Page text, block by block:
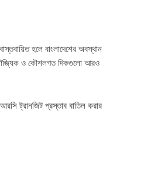
হলে বাংলাদেশের অবস্থান
ও কৌশলগত দিকগুলো আরও
ট্রানজিট প্রস্তাব বাতিল করার